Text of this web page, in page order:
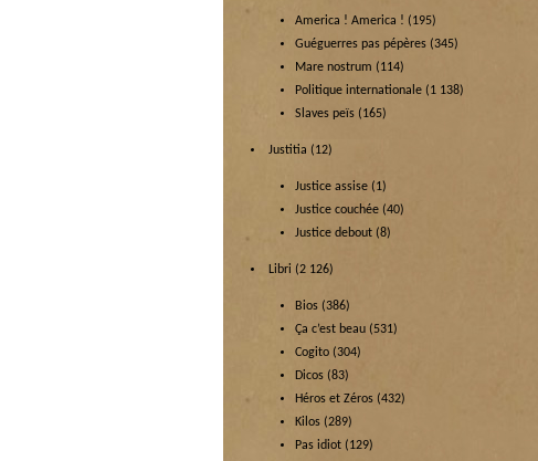
America ! America ! (195)
Guéguerres pas pépères (345)
Mare nostrum (114)
Politique internationale (1 138)
Slaves peïs (165)
Justitia (12)
Justice assise (1)
Justice couchée (40)
Justice debout (8)
Libri (2 126)
Bios (386)
Ça c’est beau (531)
Cogito (304)
Dicos (83)
Héros et Zéros (432)
Kilos (289)
Pas idiot (129)